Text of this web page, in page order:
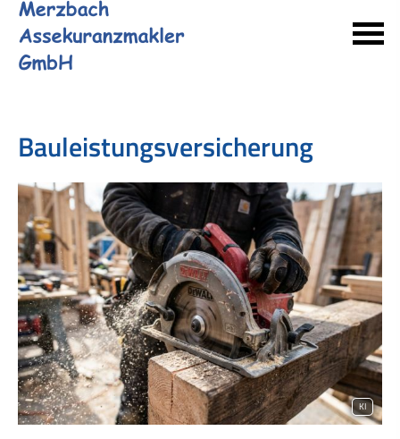
Bauleistungsversicherung
KI